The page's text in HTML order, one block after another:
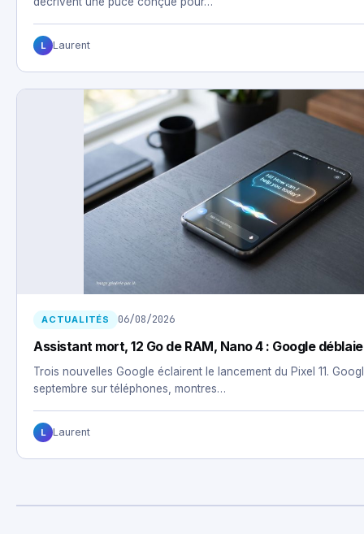
L Laurent
ACTUALITÉS 06/08/2026
Assistant mort, 12 Go de RAM, Nano 4 : Google
Trois nouvelles Google éclairent le lancement du Pixel 11.
septembre sur téléphones, montres…
L Laurent